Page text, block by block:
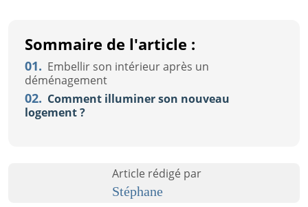
Sommaire de l'article :
01. Embellir son intérieur après un
déménagement
02. Comment illuminer son nouveau
logement ?
Article rédigé par
Stéphane